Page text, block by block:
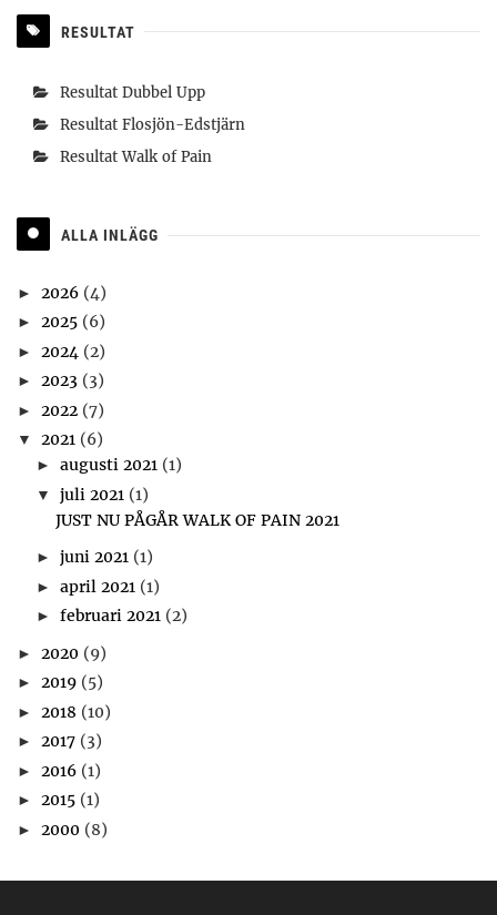
RESULTAT
Resultat Dubbel Upp
Resultat Flosjön-Edstjärn
Resultat Walk of Pain
ALLA INLÄGG
► 2026 (4)
► 2025 (6)
► 2024 (2)
► 2023 (3)
► 2022 (7)
▼ 2021 (6)
► augusti 2021 (1)
▼ juli 2021 (1)
JUST NU PÅGÅR WALK OF PAIN 2021
► juni 2021 (1)
► april 2021 (1)
► februari 2021 (2)
► 2020 (9)
► 2019 (5)
► 2018 (10)
► 2017 (3)
► 2016 (1)
► 2015 (1)
► 2000 (8)